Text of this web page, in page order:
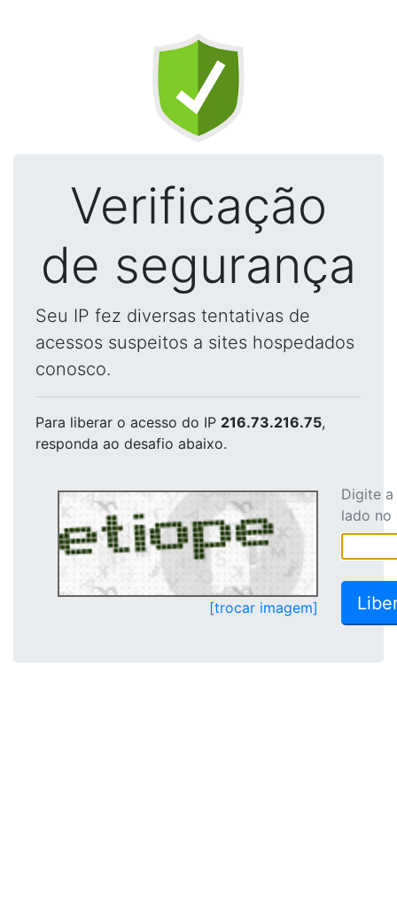
Verificação
de segurança
Seu IP fez diversas tentativas de
acessos suspeitos a sites hospedados
conosco.
Para liberar o acesso do IP 216.73.216.75,
responda ao desafio abaixo.
[trocar imagem]
Digite
lado no